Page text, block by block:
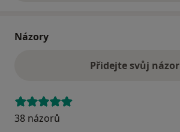
Názory
Přidejte svůj názor
38 názorů